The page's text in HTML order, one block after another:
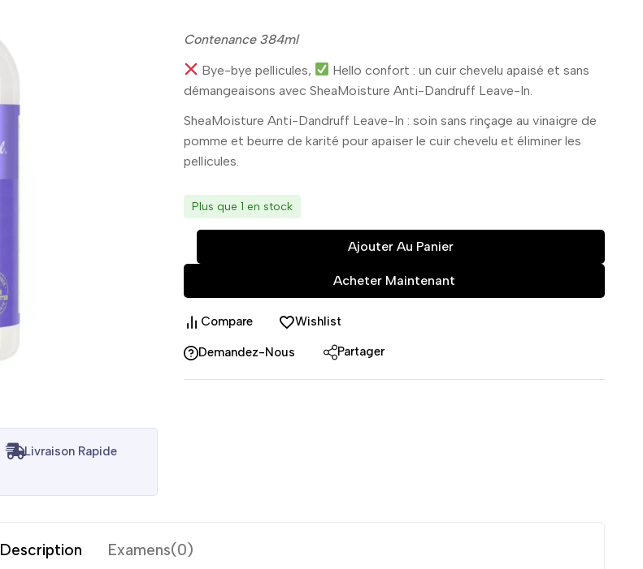
Livraison Rapide
Contenance 384ml
Bye-bye pellicules,
Hello confort : un cuir chevelu apaisé et sans
démangeaisons avec SheaMoisture Anti-Dandruff Leave-In.
SheaMoisture Anti-Dandruff Leave-In : soin sans rinçage au vinaigre de
pomme et beurre de karité pour apaiser le cuir chevelu et éliminer les
pellicules.
Plus que 1 en stock
Ajouter Au Panier
Acheter Maintenant
Compare Wishlist
Demandez-Nous Partager
Description Examens(0)